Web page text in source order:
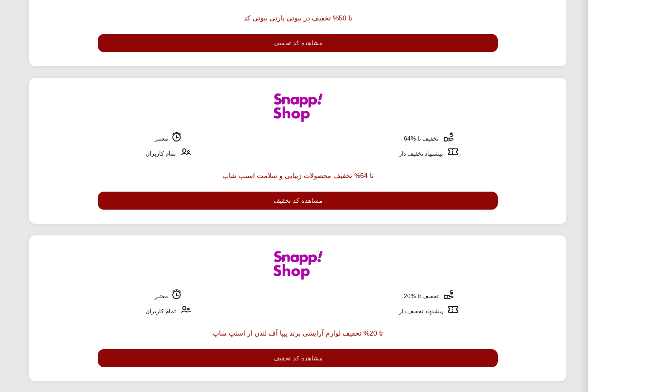
تا 50% تخفیف در بیوتی پارتی بیوتی کد
مشاهده کد تخفیف
تخفیف تا %64 معتبر
پیشنهاد تخفیف دار تمام کاربران
تا 64% تخفیف محصولات زیبایی و سلامت اسنپ شاپ
مشاهده کد تخفیف
تخفیف تا %20 معتبر
پیشنهاد تخفیف دار تمام کاربران
تا 20% تخفیف لوازم آرایشی برند پیپا آف لندن از اسنپ شاپ
مشاهده کد تخفیف